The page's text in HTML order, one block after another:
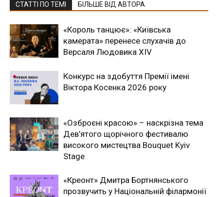
СТАТТІ ПО ТЕМІ БІЛЬШЕ ВІД АВТОРА
«Король танцює»: «Київська
камерата» перенесе слухачів до
Версаля Людовика XIV
Конкурс на здобуття Премії імені
Віктора Косенка 2026 року
«Озброєні красою» – наскрізна тема
Дев’ятого щорічного фестивалю
високого мистецтва Bouquet Kyiv
Stage
«Креонт» Дмитра Бортнянського
прозвучить у Національній філармонії